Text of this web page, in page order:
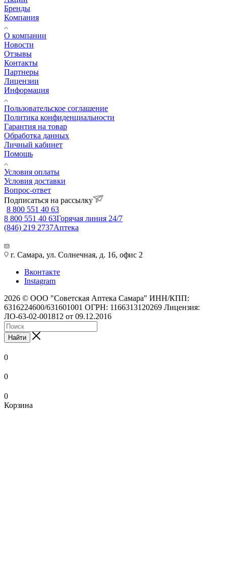
Бренды
Компания
О компании
Новости
Отзывы
Контакты
Партнеры
Лицензии
Информация
Пользовательское соглашение
Политика конфиденциальности
Гарантия на товар
Обработка данных
Личный кабинет
Помощь
Условия оплаты
Условия доставки
Вопрос-ответ
Подписаться на рассылку
8 800 551 40 63
8 800 551 40 63Горячая линия 24/7
(846) 219 2737Аптека
г. Самара, ул. Солнечная, д. 16, офис 2
Вконтакте
Instagram
2026 © ООО "Советская Аптека Самара" ИНН/КПП:
6316224600/631601001 ОГРН: 1166313120269 Лицензия:
ЛО-63-02-001812 от 09.12.2016
Найти
0
0
0
Корзина